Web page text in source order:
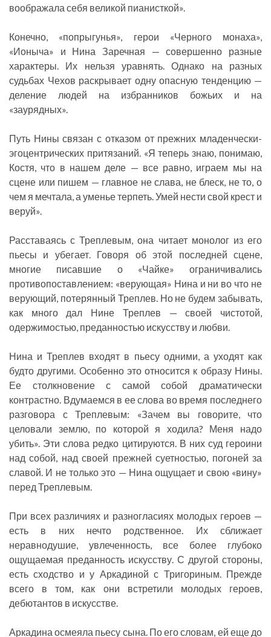
воображала себя великой пианисткой».
Конечно, «попрыгунья», герои «Черного монаха»,
«Ионыча» и Нина Заречная — совершенно разные
характеры. Их нельзя уравнять. Однако на разных
судьбах Чехов раскрывает одну опасную тенденцию —
деление людей на избранников божьих и на
«заурядных».
Путь Нины связан с отказом от прежних младенчески-
эгоцентрических притязаний. «Я теперь знаю, понимаю,
Костя, что в нашем деле — все равно, играем мы на
сцене или пишем — главное не слава, не блеск, не то, о
чем я мечтала, а уменье терпеть. Умей нести свой крест и
веруй».
Расставаясь с Треплевым, она читает монолог из его
пьесы и убегает. Говоря об этой последней сцене,
многие писавшие о «Чайке» ограничивались
противопоставлением: «верующая» Нина и ни во что не
верующий, потерянный Треплев. Но не будем забывать,
как много дал Нине Треплев — своей чистотой,
одержимостью, преданностью искусству и любви.
Нина и Треплев входят в пьесу одними, а уходят как
будто другими. Особенно это относится к образу Нины.
Ее столкновение с самой собой драматически
контрастно. Вдумаемся в ее слова во время последнего
разговора с Треплевым: «Зачем вы говорите, что
целовали землю, по которой я ходила? Меня надо
убить». Эти слова редко цитируются. В них суд героини
над собой, над своей прежней суетностью, погоней за
славой. И не только это — Нина ощущает и свою «вину»
перед Треплевым.
При всех различиях и разногласиях молодых героев —
есть в них нечто родственное. Их сближает
неравнодушие, увлеченность, все более глубоко
ощущаемая преданность искусству. С другой стороны,
есть сходство и у Аркадиной с Тригориным. Прежде
всего в том, как они встретили молодых героев,
дебютантов в искусстве.
Аркадина осмеяла пьесу сына. По его словам, ей еще до